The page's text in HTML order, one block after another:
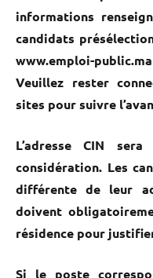
informations
candidats
www.emploi-
Veuillez rester
sites pour suivre
L’adresse CIN
considération. Les
différente de leur
doivent
résidence pour
Si le poste